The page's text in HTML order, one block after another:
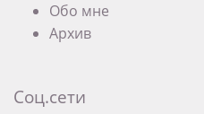
Обо мне
Архив
Соц.сети